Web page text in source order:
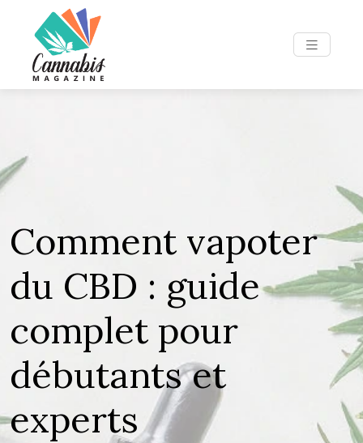
Comment vapoter
du CBD : guide
complet pour
débutants et
experts